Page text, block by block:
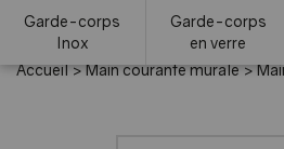
Garde-corps
Inox
Garde-corps
en verre
Accueil>Main courante murale>